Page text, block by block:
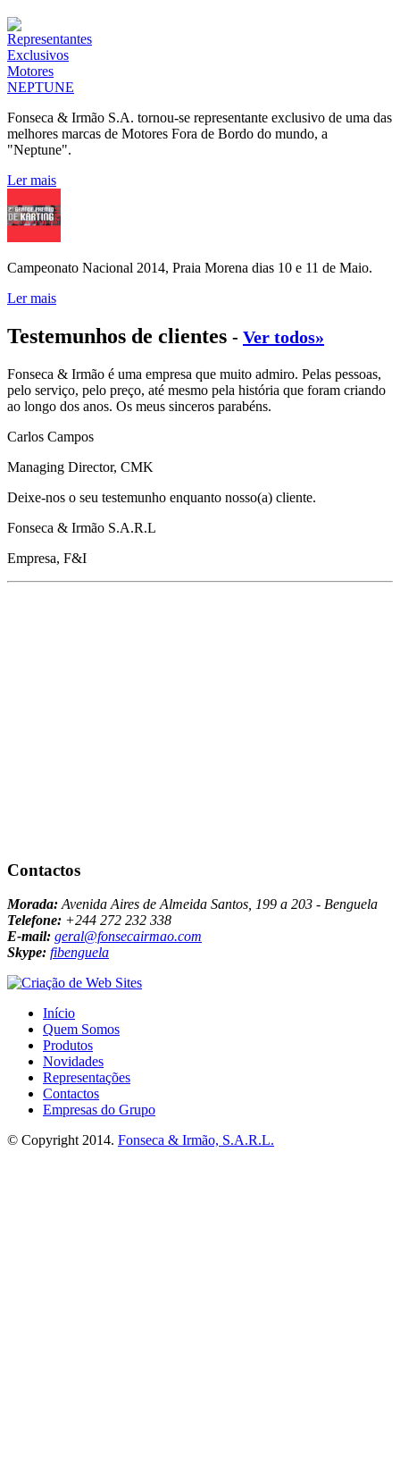
Fonseca & Irmão S.A. tornou-se representante exclusivo de uma das
melhores marcas de Motores Fora de Bordo do mundo, a
"Neptune".
Ler mais
Campeonato Nacional 2014, Praia Morena dias 10 e 11 de Maio.
Ler mais
Testemunhos de clientes - Ver todos»
Fonseca & Irmão é uma empresa que muito admiro. Pelas pessoas,
pelo serviço, pelo preço, até mesmo pela história que foram criando
ao longo dos anos. Os meus sinceros parabéns.
Carlos Campos
Managing Director, CMK
Deixe-nos o seu testemunho enquanto nosso(a) cliente.
Fonseca & Irmão S.A.R.L
Empresa, F&I
Contactos
Morada: Avenida Aires de Almeida Santos, 199 a 203 - Benguela
Telefone: +244 272 232 338
E-mail: geral@fonsecairmao.com
Skype: fibenguela
Início
Quem Somos
Produtos
Novidades
Representações
Contactos
Empresas do Grupo
© Copyright 2014. Fonseca & Irmão, S.A.R.L.